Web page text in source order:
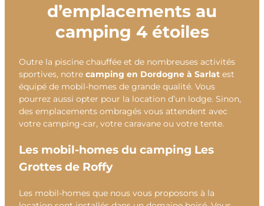
d’emplacements au
camping 4 étoiles
Outre la piscine chauffée et de nombreuses activités
sportives, notre camping en Dordogne à Sarlat est
équipé de mobil-homes de grande qualité. Vous
pourrez aussi opter pour la location d’un lodge. Sinon,
des emplacements ombragés vous attendent avec
votre camping-car, votre caravane ou votre tente.
Les mobil-homes du camping Les
Grottes de Roffy
Les mobil-homes que nous vous proposons à la